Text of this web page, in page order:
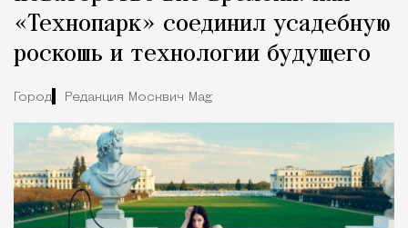
«Технопарк» соединил усадебную
роскошь и технологии будущего
Город Редакция Москвич Mag